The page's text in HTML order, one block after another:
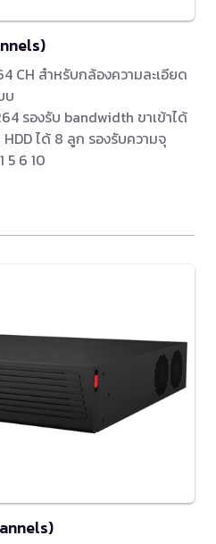
CH สำหรับกล้องความละเอียด
บ
รองรับ bandwidth ขาเข้าได้
ได้ 8 ลูก รองรับความจุ
5 6 10